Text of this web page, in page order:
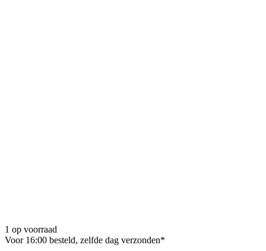
1 op voorraad
Voor 16:00 besteld, zelfde dag verzonden*